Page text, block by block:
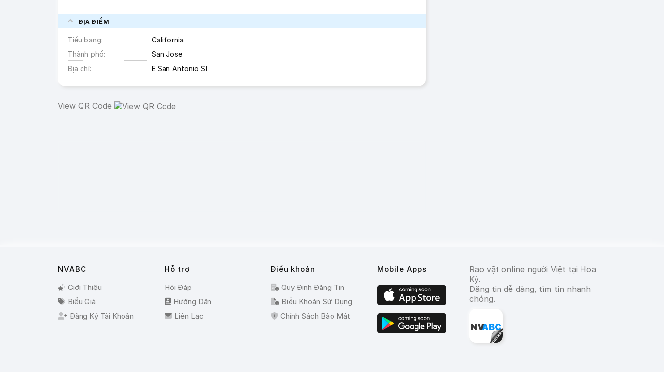
ĐỊA ĐIỂM
Tiểu bang
California
Thành phố
San Jose
Địa chỉ
E San Antonio St
View QR Code
Rao vặt online người Việt tại Hoa
Kỳ.
Đăng tin dễ dàng, tìm tin nhanh
chóng.
NVABC
Giới Thiệu
Biểu Giá
Đăng Ký Tài Khoản
Hỗ trợ
Hỏi Đáp
Hướng Dẫn
Liên Lạc
Điều khoản
Quy Định Đăng Tin
Điều Khoản Sử Dụng
Chính Sách Bảo Mật
Mobile Apps